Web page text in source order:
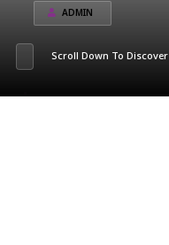
ADMIN
Scroll Down To Discover